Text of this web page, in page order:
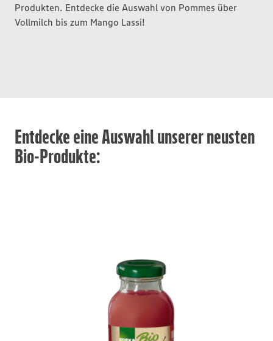
Produkten. Entdecke die Auswahl von Pommes über
Vollmilch bis zum Mango Lassi!
Entdecke eine Auswahl unserer neusten
Bio-Produkte: